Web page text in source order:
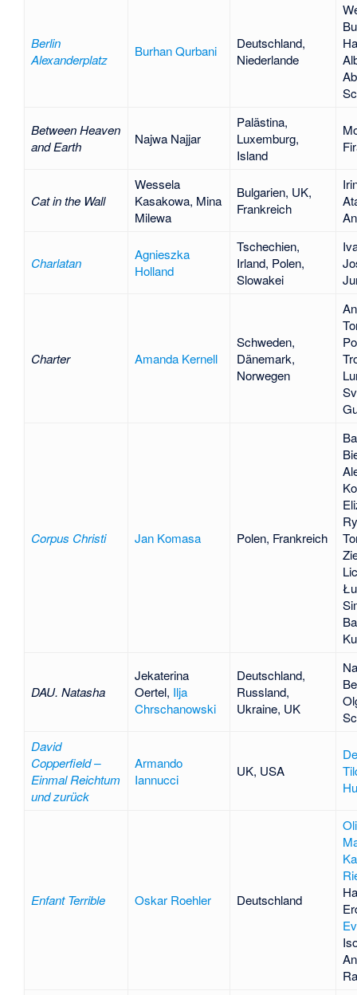
Berlin
Alexanderplatz
Burhan Qurbani
Deutschland,
Niederlande
Between Heaven
and Earth
Najwa Najjar
Palästina,
Luxemburg,
Island
Cat in the Wall
Wessela
Kasakowa, Mina
Milewa
Bulgarien, UK,
Frankreich
Charlatan
Agnieszka
Holland
Tschechien,
Irland, Polen,
Slowakei
Charter Amanda Kernell
Schweden,
Dänemark,
Norwegen
Corpus Christi Jan Komasa Polen, Frankreich
DAU. Natasha
Jekaterina
Oertel, Ilja
Chrschanowski
Deutschland,
Russland,
Ukraine, UK
David
Copperfield –
Einmal Reichtum
und zurück
Armando
Iannucci
UK, USA
Enfant Terrible Oskar Roehler Deutschland